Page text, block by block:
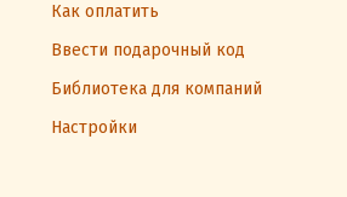
Как оплатить
Ввести подарочный код
Библиотека для компаний
Настройки